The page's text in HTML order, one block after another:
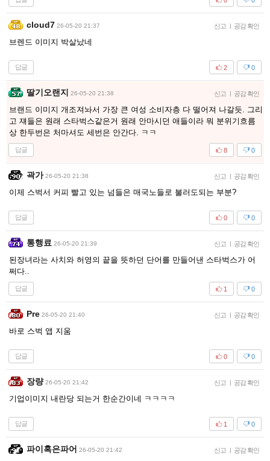
cloud7 26-05-20 21:37 신고 | 공감 확인
브렌드 이미지 박살났네
답글 0
2
딸기오랜지 26-05-20 21:38 신고 | 공감 확인
브랜드 이미지 개조져놔서 가장 큰 여성 소비자층 다 떨어져 나갈듯. 그리
고 쟤들은 원래 스타벅스같은거 원래 안마시던 애들이라 뭐 분위기흐름
상 한두번은 처마셔도 세번은 안간다. ㅋㅋ
답글 0
8
곽가 26-05-20 21:38 신고 | 공감 확인
이제 스벅서 커피 빨고 있는 넘들은 매국노들로 불러도되는 부분?
답글 0
0
통행료 26-05-20 21:39 신고 | 공감 확인
된장녀라는 사치와 허영의 끝을 뜻하던 단어를 만들어낸 스타벅스가 어
쩌다..
답글 0
1
Pre 26-05-20 21:40 신고 | 공감 확인
바로 스벅 앱 지움
답글 0
0
장량 26-05-20 21:42 신고 | 공감 확인
기업이미지 내란당 되는거 한순간이네 ㅋㅋㅋㅋ
답글 0
1
파이혹은파어 26-05-20 21:42 신고 | 공감 확인